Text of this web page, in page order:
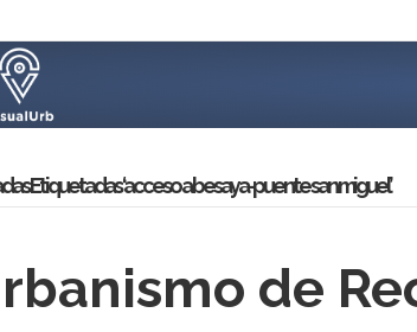
Etiquetadas ‘acceso a besaya-puente san miguel’
de